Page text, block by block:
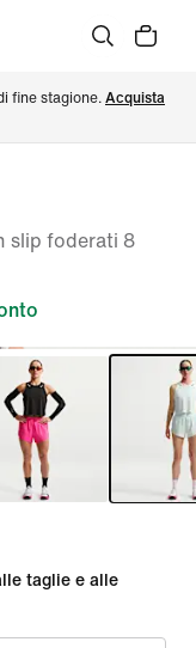
fine stagione. Acquista
slip foderati 8
taglie e alle